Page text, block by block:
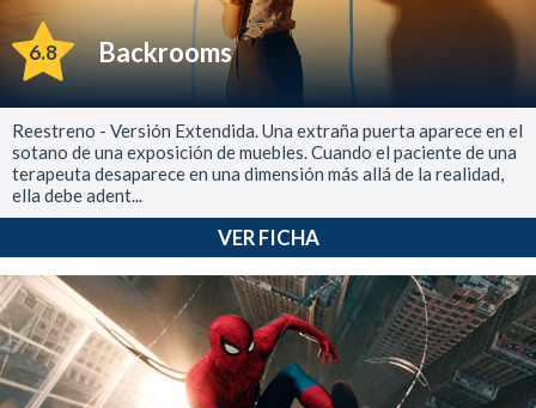
6.8 Backrooms
Reestreno - Versión Extendida. Una extraña puerta aparece en el
sotano de una exposición de muebles. Cuando el paciente de una
terapeuta desaparece en una dimensión más allá de la realidad,
ella debe adent...
VER FICHA